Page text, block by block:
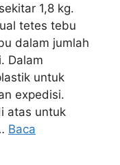
1,8 kg.
tetes tebu
dalam jumlah
Dalam
untuk
expedisi.
atas untuk
Baca